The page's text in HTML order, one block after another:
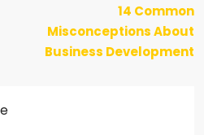
14 Common
Misconceptions About
Business Development